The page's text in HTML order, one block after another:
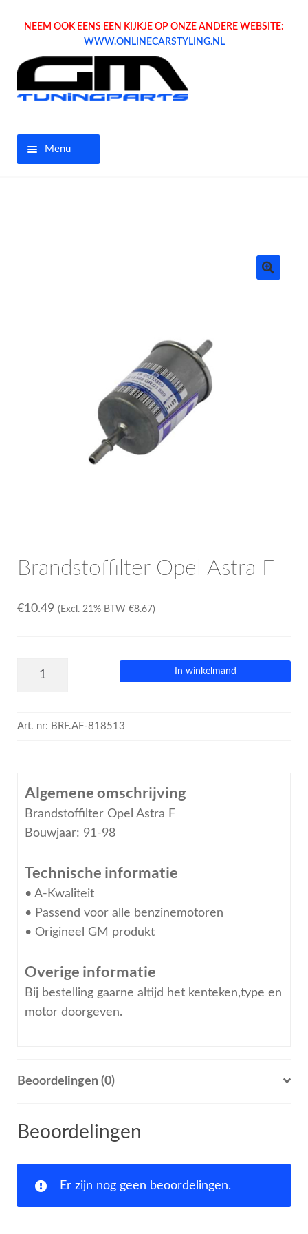
NEEM OOK EENS EEN KIJKJE OP ONZE ANDERE WEBSITE:
WWW.ONLINECARSTYLING.NL
Menu
Bedrijfswagen parts
Inloggen / Registreren
Brandstoffilter Opel Astra F
€10.49 (Excl. 21% BTW €8.67)
In winkelmand
Art. nr: BRF.AF-818513
Algemene omschrijving
Brandstoffilter Opel Astra F
Bouwjaar: 91-98
Technische informatie
• A-Kwaliteit
• Passend voor alle benzinemotoren
• Origineel GM produkt
Overige informatie
Bij bestelling gaarne altijd het kenteken,type en
motor doorgeven.
Beoordelingen (0)
Beoordelingen
Er zijn nog geen beoordelingen.